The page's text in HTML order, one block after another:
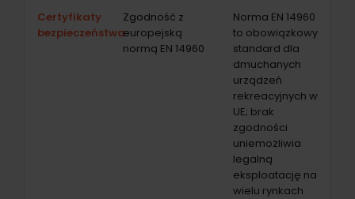
Certyfikaty
bezpieczeństwa
Zgodność z
europejską
normą EN 14960
Norma EN 14960
to obowiązkowy
standard dla
dmuchanych
urządzeń
rekreacyjnych w
UE; brak
zgodności
uniemożliwia
legalną
eksploatację na
wielu rynkach